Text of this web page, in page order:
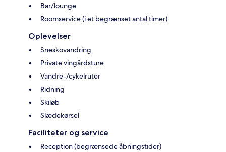
Bar/lounge
Roomservice (i et begrænset antal timer)
Oplevelser
Sneskovandring
Private vingårdsture
Vandre-/cykelruter
Ridning
Skiløb
Slædekørsel
Faciliteter og service
Reception (begrænsede åbningstider)